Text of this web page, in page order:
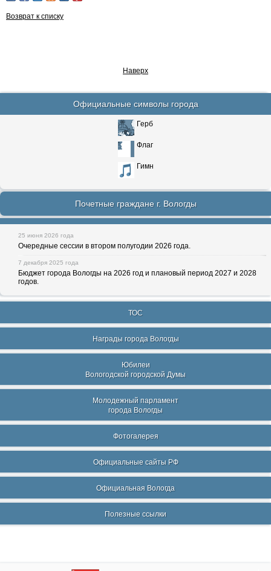
Возврат к списку
Наверх
Официальные символы города
Герб
Флаг
Гимн
Почетные граждане г. Вологды
25 июня 2026 года
Очередные сессии в втором полугодии 2026 года.
7 декабря 2025 года
Бюджет города Вологды на 2026 год и плановый период 2027 и 2028
годов.
ТОС
Награды города Вологды
Юбилеи
Вологодской городской Думы
Молодежный парламент
города Вологды
Фотогалерея
Официальные сайты РФ
Официальная Вологда
Полезные ссылки